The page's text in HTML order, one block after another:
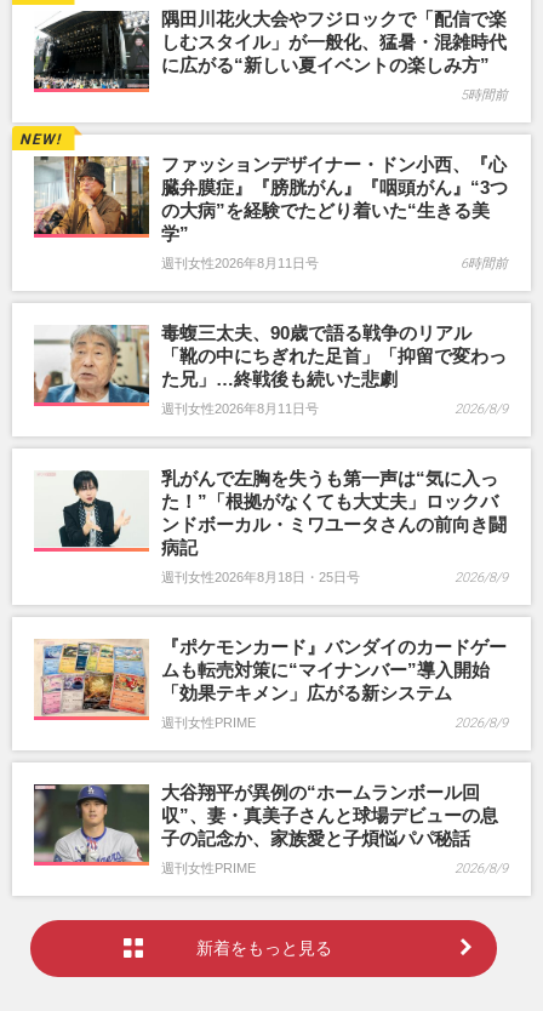
隅田川花火大会やフジロックで「配信で楽
しむスタイル」が一般化、猛暑・混雑時代
に広がる“新しい夏イベントの楽しみ方”
5時間前
ファッションデザイナー・ドン小西、『心
臓弁膜症』『膀胱がん』『咽頭がん』“3つ
の大病”を経験でたどり着いた“生きる美
学”
週刊女性2026年8月11日号 6時間前
毒蝮三太夫、90歳で語る戦争のリアル
「靴の中にちぎれた足首」「抑留で変わっ
た兄」…終戦後も続いた悲劇
週刊女性2026年8月11日号 2026/8/9
乳がんで左胸を失うも第一声は“気に入っ
た！”「根拠がなくても大丈夫」ロックバ
ンドボーカル・ミワユータさんの前向き闘
病記
週刊女性2026年8月18日・25日号 2026/8/9
『ポケモンカード』バンダイのカードゲー
ムも転売対策に“マイナンバー”導入開始
「効果テキメン」広がる新システム
週刊女性PRIME 2026/8/9
大谷翔平が異例の“ホームランボール回
収”、妻・真美子さんと球場デビューの息
子の記念か、家族愛と子煩悩パパ秘話
週刊女性PRIME 2026/8/9
新着をもっと見る